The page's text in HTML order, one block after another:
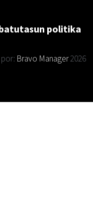
politika
Bravo Manager2026